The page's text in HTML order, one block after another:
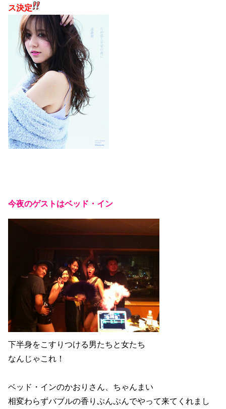
ス決定
今夜のゲストはベッド・イン
下半身をこすりつける男たちと女たち
なんじゃこれ！
ベッド・インのかおりさん、ちゃんまい
相変わらずバブルの香りぷんぷんでやって来てくれまし